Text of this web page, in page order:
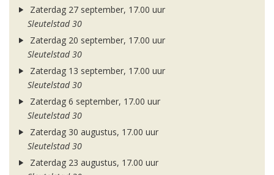
Zaterdag 27 september, 17.00 uur
Sleutelstad 30
Zaterdag 20 september, 17.00 uur
Sleutelstad 30
Zaterdag 13 september, 17.00 uur
Sleutelstad 30
Zaterdag 6 september, 17.00 uur
Sleutelstad 30
Zaterdag 30 augustus, 17.00 uur
Sleutelstad 30
Zaterdag 23 augustus, 17.00 uur